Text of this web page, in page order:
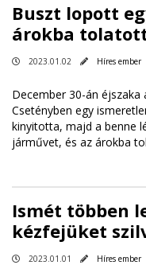
Buszt lopott
árokba
2023.01.02 Híres ember
December 30-án
Csetényben egy
kinyitotta, majd a benne
járművet, és az árokba
Ismét többen
kézfejüket
2023.01.01 Híres ember